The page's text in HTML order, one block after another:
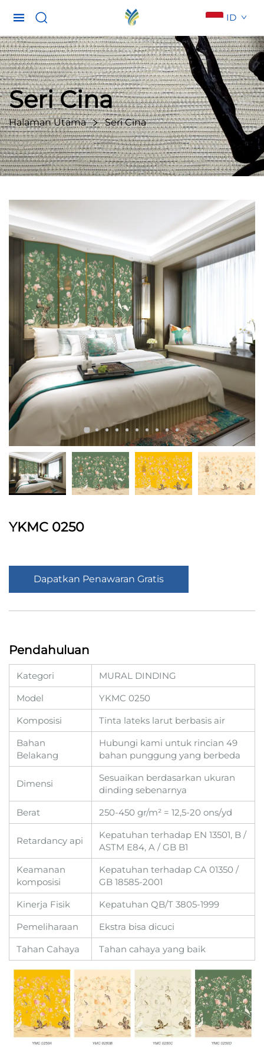
ID
Seri Cina
Halaman Utama Seri Cina
YKMC 0250
Dapatkan Penawaran Gratis
Pendahuluan
Kategori
MURAL DINDING
Model
YKMC 0250
Komposisi
Tinta lateks larut berbasis air
Bahan
Belakang
Hubungi kami untuk rincian 49
bahan punggung yang berbeda
Dimensi
Sesuaikan berdasarkan ukuran
dinding sebenarnya
Berat
250-450 gr/m² = 12,5-20 ons/yd
Retardancy api
Kepatuhan terhadap EN 13501, B /
ASTM E84, A / GB B1
Keamanan
komposisi
Kepatuhan terhadap CA 01350 /
GB 18585-2001
Kinerja Fisik
Kepatuhan QB/T 3805-1999
Pemeliharaan
Ekstra bisa dicuci
Tahan Cahaya
Tahan cahaya yang baik